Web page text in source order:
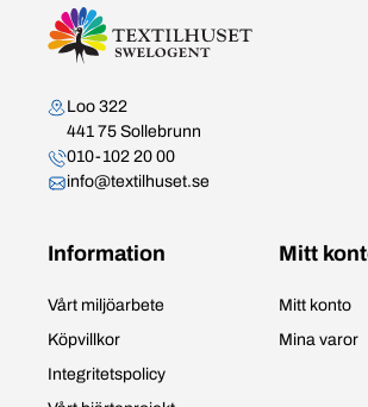
Kontakta oss
Loo 322
441 75 Sollebrunn
010-102 20 00
info@textilhuset.se
Information
Vårt miljöarbete
Köpvillkor
Integritetspolicy
Mitt
Mitt konto
Mina varor